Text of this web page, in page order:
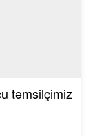
təmsilçimiz